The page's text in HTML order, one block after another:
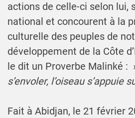
actions de celle-ci selon lui,
national et concourent à la
culturelle des peuples de
développement de la Côte
le dit un Proverbe Malinké :
s’envoler, l’oiseau s’appuie
Fait à Abidjan, le 21 février